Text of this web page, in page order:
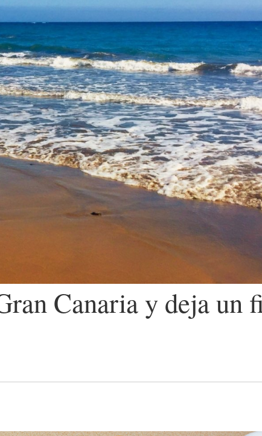
Canaria y deja un